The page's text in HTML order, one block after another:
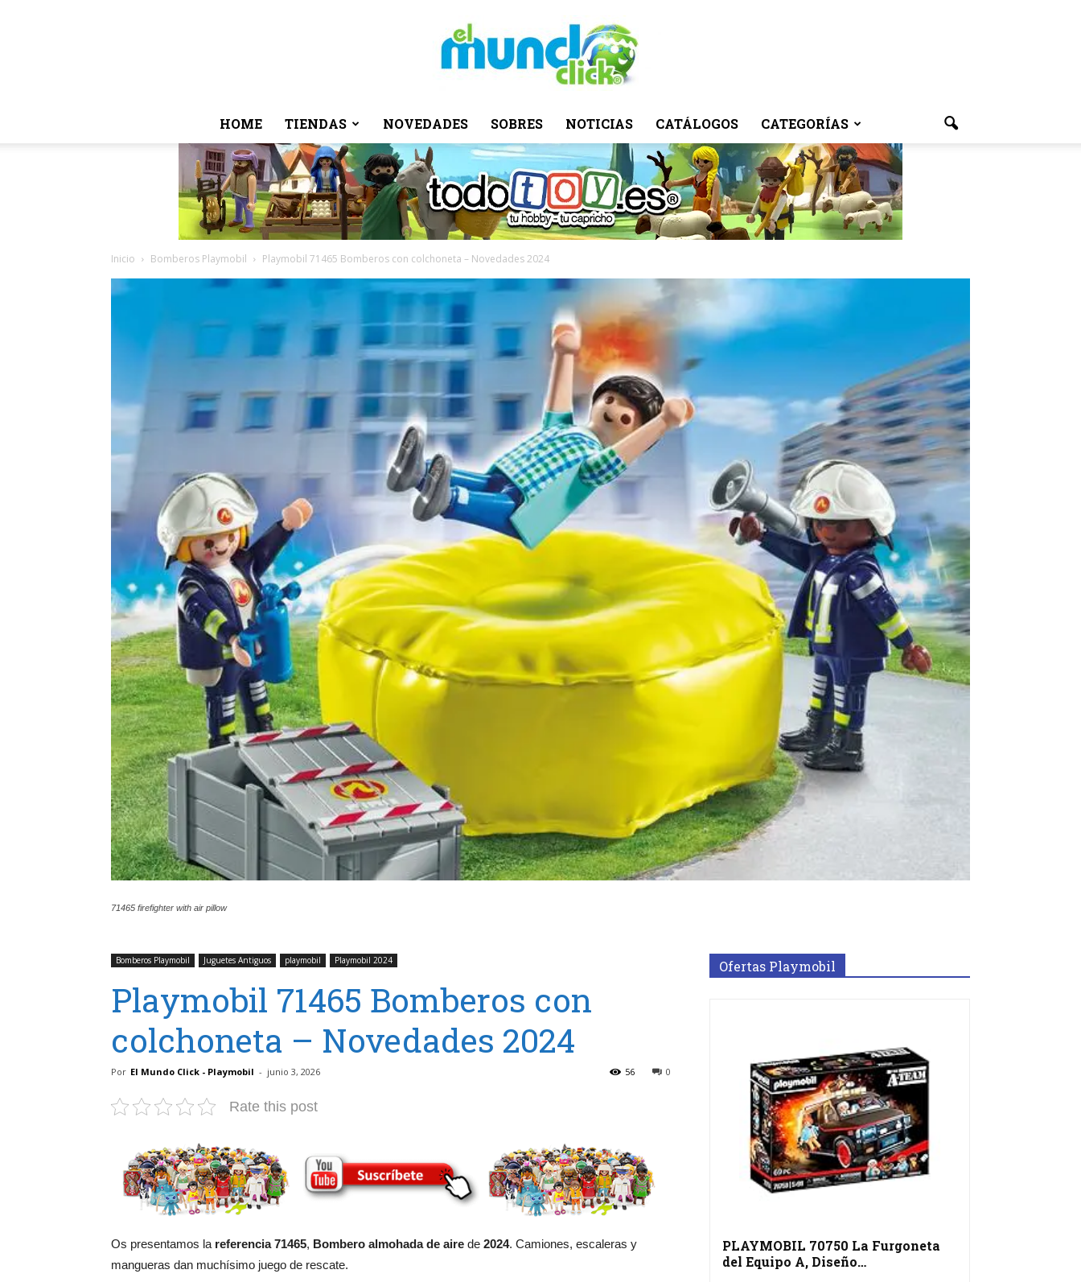
El
Click
HOME TIENDAS NOVEDADES SOBRES NOTICIAS CATÁLOGOS CATEGORÍAS
Inicio Bomberos Playmobil Playmobil 71465 Bomberos con colchoneta – Novedades 2024
71465 firefighter with air pillow
Bomberos Playmobil Juguetes Antiguos playmobil Playmobil 2024
Playmobil 71465 Bomberos con
colchoneta – Novedades 2024
Por El Mundo Click - Playmobil - junio 3, 2026 0
56
Rate this post
Os presentamos la referencia 71465, Bombero almohada de aire de 2024. Camiones, escaleras y
mangueras dan muchísimo juego de rescate.
Ofertas Playmobil
PLAYMOBIL 70750 La Furgoneta
del Equipo A, Diseño…